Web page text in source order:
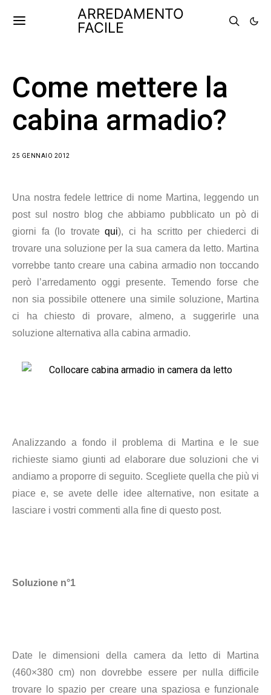
ARREDAMENTO
FACILE
Come mettere la
cabina armadio?
25 GENNAIO 2012
Una nostra fedele lettrice di nome Martina, leggendo un
post sul nostro blog che abbiamo pubblicato un pò di
giorni fa (lo trovate qui), ci ha scritto per chiederci di
trovare una soluzione per la sua camera da letto. Martina
vorrebbe tanto creare una cabina armadio non toccando
però l’arredamento oggi presente. Temendo forse che
non sia possibile ottenere una simile soluzione, Martina
ci ha chiesto di provare, almeno, a suggerirle una
soluzione alternativa alla cabina armadio.
Analizzando a fondo il problema di Martina e le sue
richieste siamo giunti ad elaborare due soluzioni che vi
andiamo a proporre di seguito. Scegliete quella che più vi
piace e, se avete delle idee alternative, non esitate a
lasciare i vostri commenti alla fine di questo post.
Soluzione n°1
Date le dimensioni della camera da letto di Martina
(460×380 cm) non dovrebbe essere per nulla difficile
trovare lo spazio per creare una spaziosa e funzionale